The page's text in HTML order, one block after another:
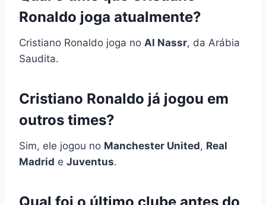
Ronaldo joga atualmente?
Cristiano Ronaldo joga no Al Nassr, da Arábia
Saudita.
Cristiano Ronaldo já jogou em
outros times?
Sim, ele jogou no Manchester United, Real
Madrid e Juventus.
Qual foi o último clube antes do